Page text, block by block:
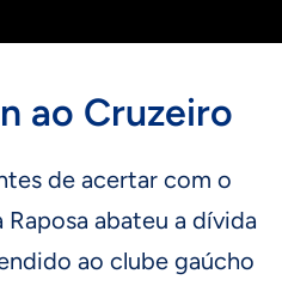
ao Cruzeiro
de acertar com o
abateu a dívida
ao clube gaúcho